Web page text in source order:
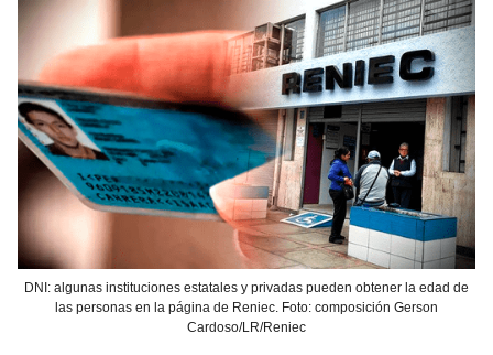
DNI: algunas instituciones estatales y privadas pueden obtener la edad de
las personas en la página de Reniec. Foto: composición Gerson
Cardoso/LR/Reniec